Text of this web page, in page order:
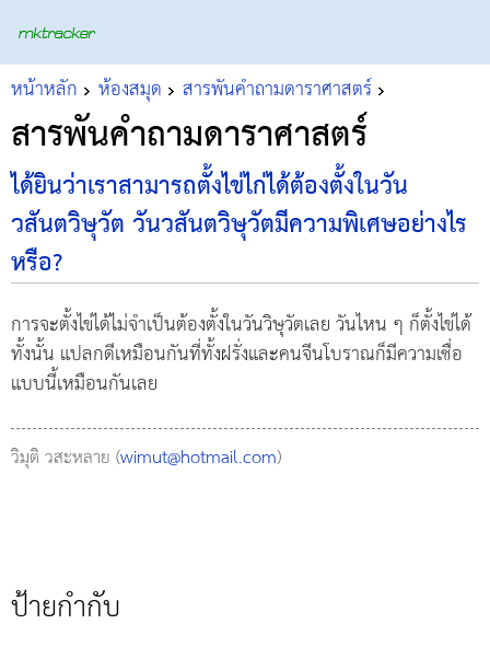
หน้าหลัก ห้องสมุด สารพันคำถามดาราศาสตร์
สารพันคำถามดาราศาสตร์
ได้ยินว่าเราสามารถตั้งไข่ไก่ได้ต้องตั้งในวัน
วสันตวิษุวัต วันวสันตวิษุวัตมีความพิเศษอย่างไร
หรือ?
การจะตั้งไข่ได้ไม่จำเป็นต้องตั้งในวันวิษุวัตเลย วันไหน ๆ ก็ตั้งไข่ได้
ทั้งนั้น แปลกดีเหมือนกันที่ทั้งฝรั่งและคนจีนโบราณก็มีความเชื่อ
แบบนี้เหมือนกันเลย
วิมุติ วสะหลาย (wimut@hotmail.com)
ป้ายกำกับ